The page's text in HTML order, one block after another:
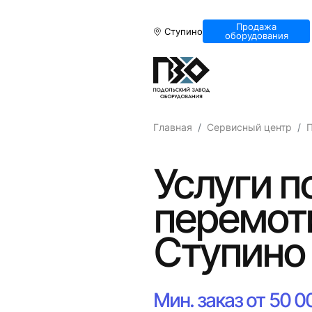
Ступино
Продажа
оборудования
Главная Сервисный центр
Услуги
Ступино
Мин. заказ от 50